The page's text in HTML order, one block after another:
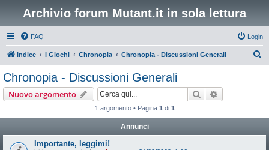
Archivio forum Mutant.it in sola lettura
FAQ Login
Indice I Giochi Chronopia Chronopia - Discussioni Generali
Chronopia - Discussioni Generali
Nuovo argomento Cerca
1 argomento • Pagina 1 di 1
Annunci
Importante, leggimi!